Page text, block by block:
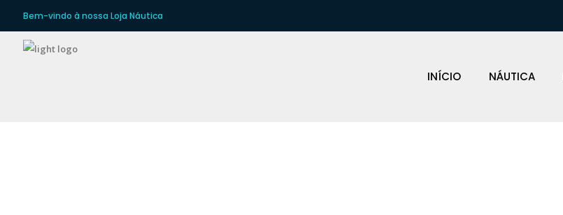
Bem-vindo à nossa Loja Náutica
INÍCIO NÁUTICA